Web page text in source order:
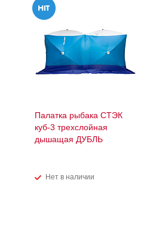
Палатка рыбака СТЭК
куб-3 трехслойная
дышащая ДУБЛЬ
Нет в наличии